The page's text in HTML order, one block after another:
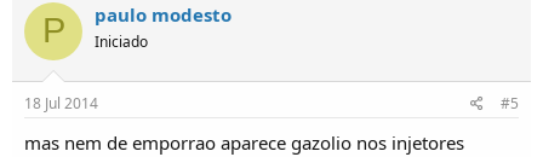
P paulo modesto
Iniciado
18 Jul 2014 #5
mas nem de emporrao aparece gazolio nos injetores